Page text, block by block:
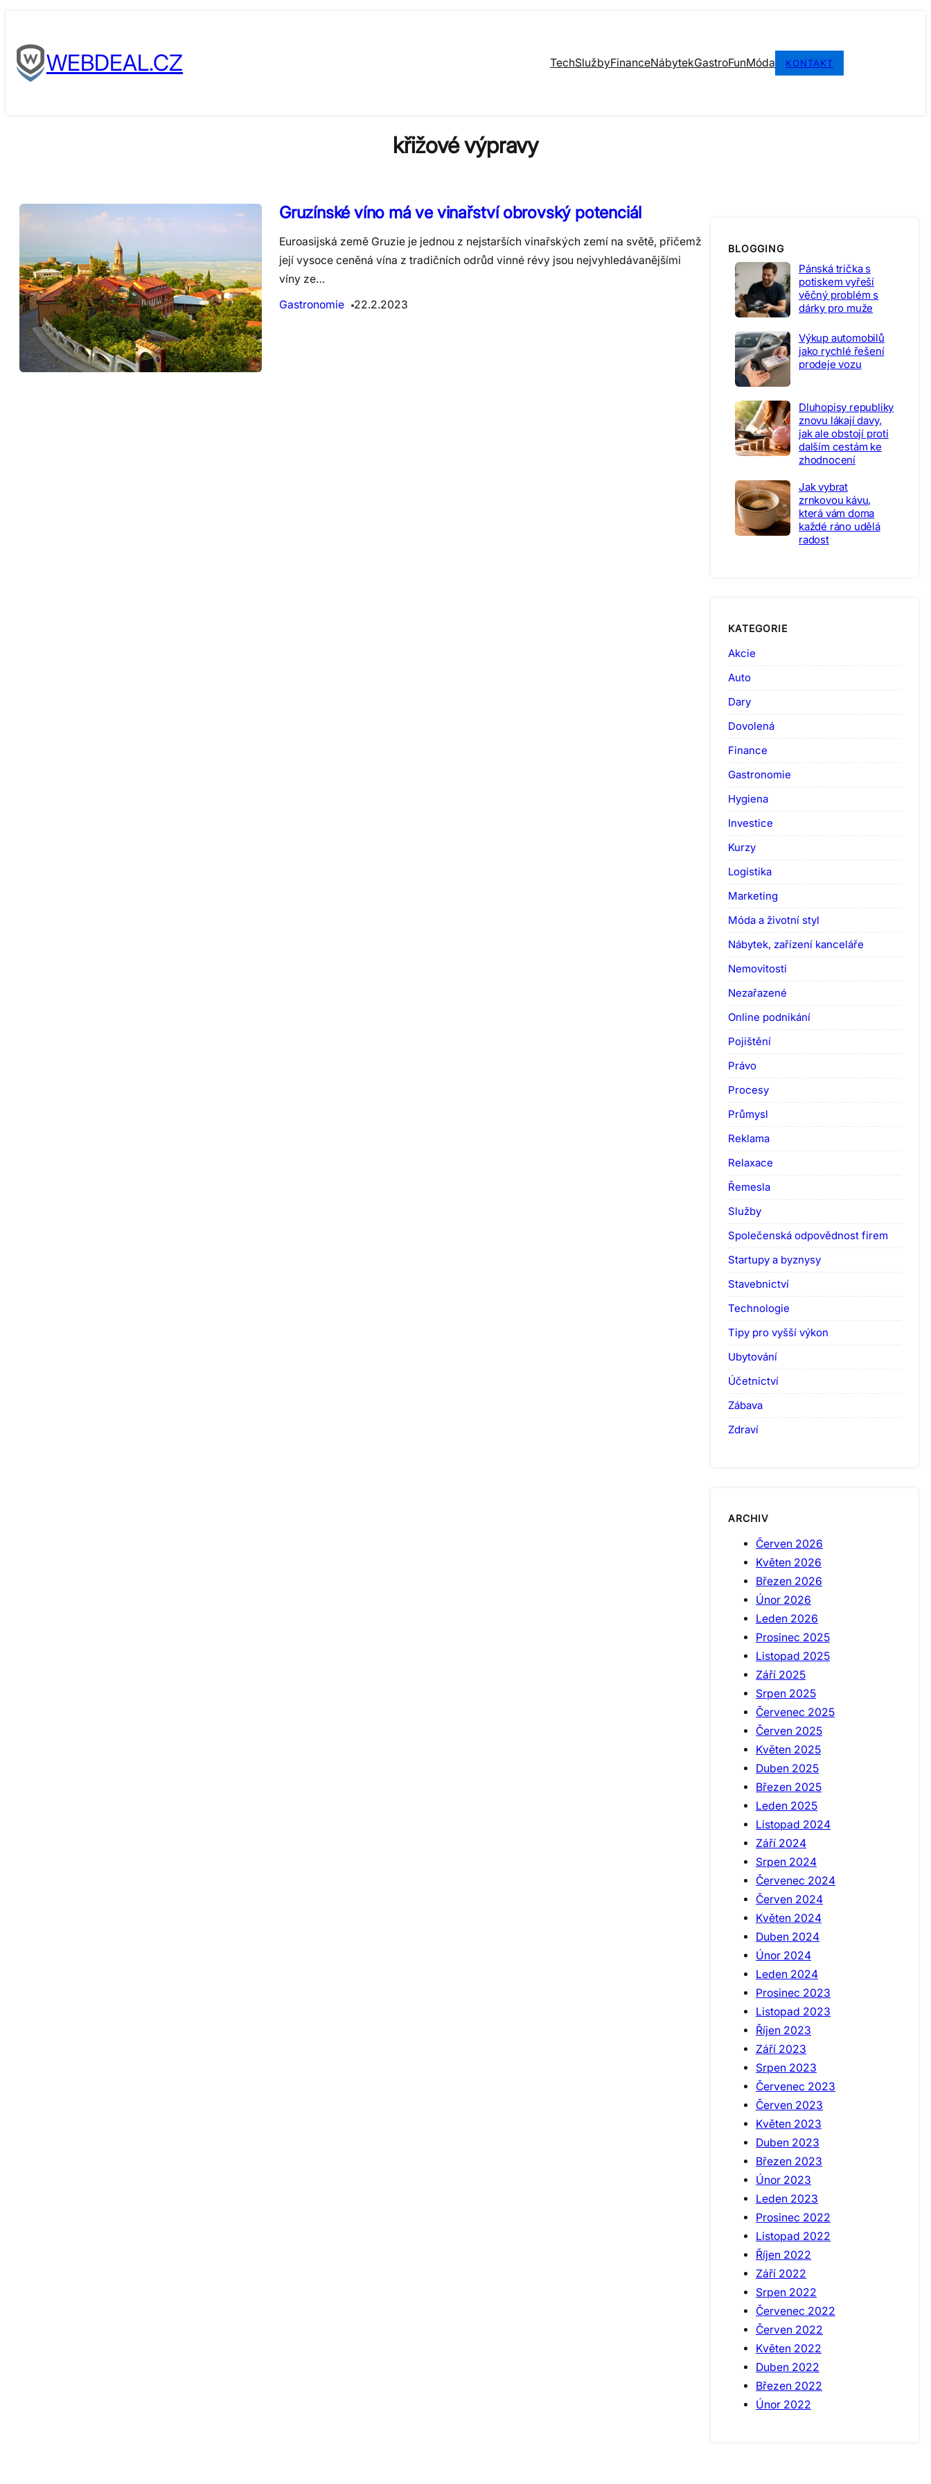
contentWEBDEAL.CZ TechSlužbyFinanceNábytekGastroFunMóda KONTAKT
křižové výpravy
Gruzínské víno má ve vinařství obrovský potenciál
Euroasijská země Gruzie je jednou z nejstarších vinařských zemí na světě, přičemž
její vysoce ceněná vína z tradičních odrůd vinné révy jsou nejvyhledávanějšími
víny ze…
Gastronomie
22.2.2023
BLOGGING
Pánská trička s
potiskem vyřeší
věčný problém s
dárky pro muže
Výkup automobilů
jako rychlé řešení
prodeje vozu
Dluhopisy republiky
znovu lákají davy,
jak ale obstojí proti
dalším cestám ke
zhodnocení
Jak vybrat
zrnkovou kávu,
která vám doma
každé ráno udělá
radost
KATEGORIE
Akcie
Auto
Dary
Dovolená
Finance
Gastronomie
Hygiena
Investice
Kurzy
Logistika
Marketing
Móda a životní styl
Nábytek, zařízení kanceláře
Nemovitosti
Nezařazené
Online podnikání
Pojištění
Právo
Procesy
Průmysl
Reklama
Relaxace
Řemesla
Služby
Společenská odpovědnost firem
Startupy a byznysy
Stavebnictví
Technologie
Tipy pro vyšší výkon
Ubytování
Účetnictví
Zábava
Zdraví
ARCHIV
Červen 2026
Květen 2026
Březen 2026
Únor 2026
Leden 2026
Prosinec 2025
Listopad 2025
Září 2025
Srpen 2025
Červenec 2025
Červen 2025
Květen 2025
Duben 2025
Březen 2025
Leden 2025
Listopad 2024
Září 2024
Srpen 2024
Červenec 2024
Červen 2024
Květen 2024
Duben 2024
Únor 2024
Leden 2024
Prosinec 2023
Listopad 2023
Říjen 2023
Září 2023
Srpen 2023
Červenec 2023
Červen 2023
Květen 2023
Duben 2023
Březen 2023
Únor 2023
Leden 2023
Prosinec 2022
Listopad 2022
Říjen 2022
Září 2022
Srpen 2022
Červenec 2022
Červen 2022
Květen 2022
Duben 2022
Březen 2022
Únor 2022